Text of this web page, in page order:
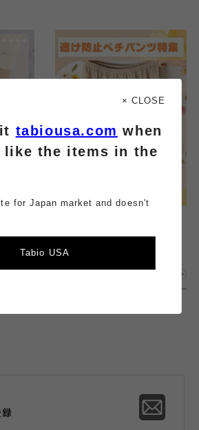
靴下
透け防止⚡️ペチパンツ特集！
録
× CLOSE
tabiousa.com when
like the items in the
for Japan market and doesn't
Tabio USA